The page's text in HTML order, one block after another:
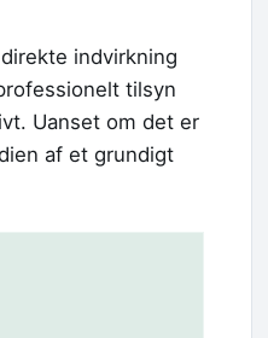
indvirkning
tilsyn
Uanset om det er
af et grundigt